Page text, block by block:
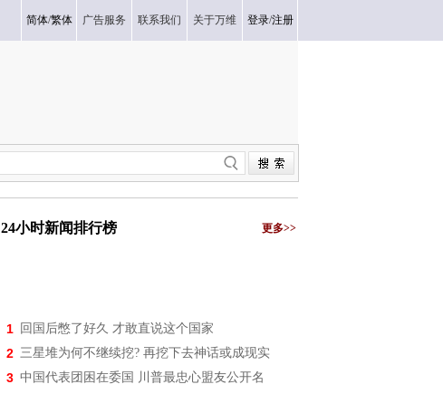
简体/繁体 广告服务 联系我们 关于万维 登录/注册
24小时新闻排行榜 更多>>
1 回国后憋了好久 才敢直说这个国家
2 三星堆为何不继续挖? 再挖下去神话或成现实
3 中国代表团困在委国 川普最忠心盟友公开名